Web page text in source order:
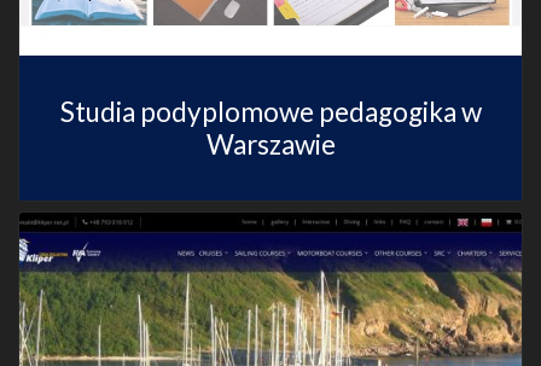
Studia podyplomowe pedagogika w
Warszawie